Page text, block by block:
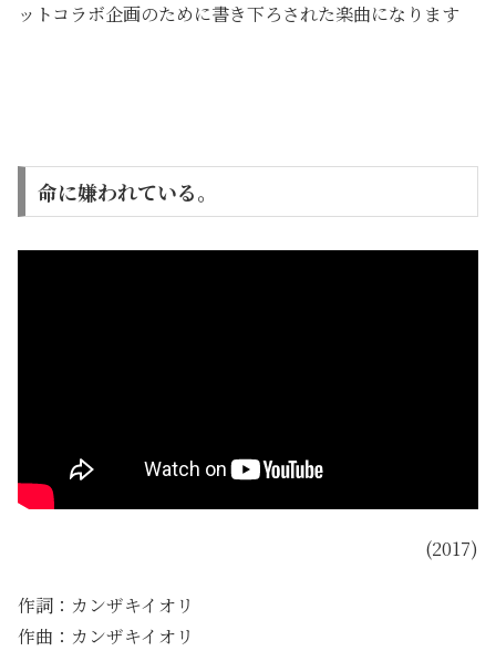
ットコラボ企画のために書き下ろされた楽曲になります
命に嫌われている。
(2017)
作詞：カンザキイオリ
作曲：カンザキイオリ